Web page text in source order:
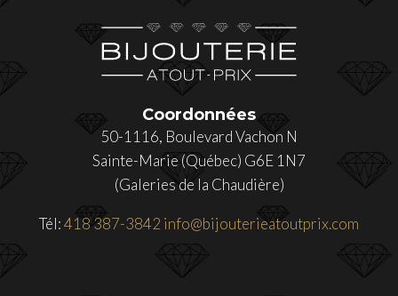
Coordonnées
50-1116, Boulevard Vachon N
Sainte-Marie (Québec) G6E 1N7
(Galeries de la Chaudière)
Tél:418 387-3842 info@bijouterieatoutprix.com